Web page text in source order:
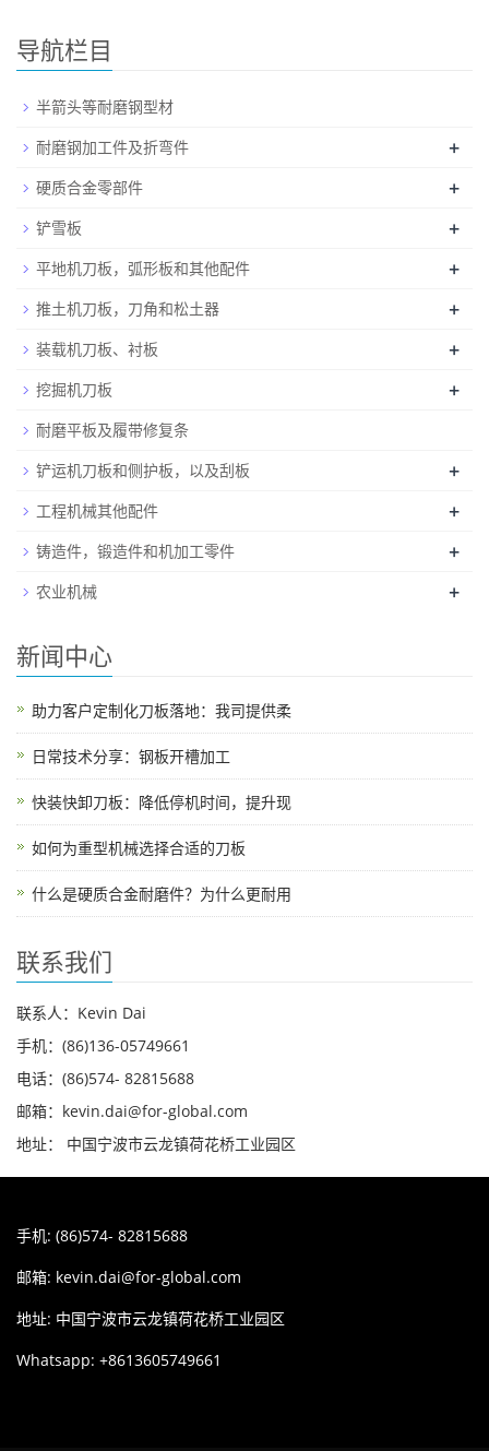
导航栏目
半箭头等耐磨钢型材
耐磨钢加工件及折弯件
+
硬质合金零部件 +
铲雪板 +
平地机刀板，弧形板和其他配件 +
推土机刀板，刀角和松土器 +
装载机刀板、衬板 +
挖掘机刀板 +
耐磨平板及履带修复条
铲运机刀板和侧护板，以及刮板
+
工程机械其他配件 +
铸造件，锻造件和机加工零件 +
农业机械 +
新闻中心
助力客户定制化刀板落地：我司提供柔
日常技术分享：钢板开槽加工
快装快卸刀板：降低停机时间，提升现
如何为重型机械选择合适的刀板
什么是硬质合金耐磨件？为什么更耐用
联系我们
联系人：Kevin Dai
手机：(86)136-05749661
电话：(86)574- 82815688
邮箱：kevin.dai@for-global.com
地址： 中国宁波市云龙镇荷花桥工业园区
手机: (86)574- 82815688
邮箱: kevin.dai@for-global.com
地址: 中国宁波市云龙镇荷花桥工业园区
Whatsapp: +8613605749661